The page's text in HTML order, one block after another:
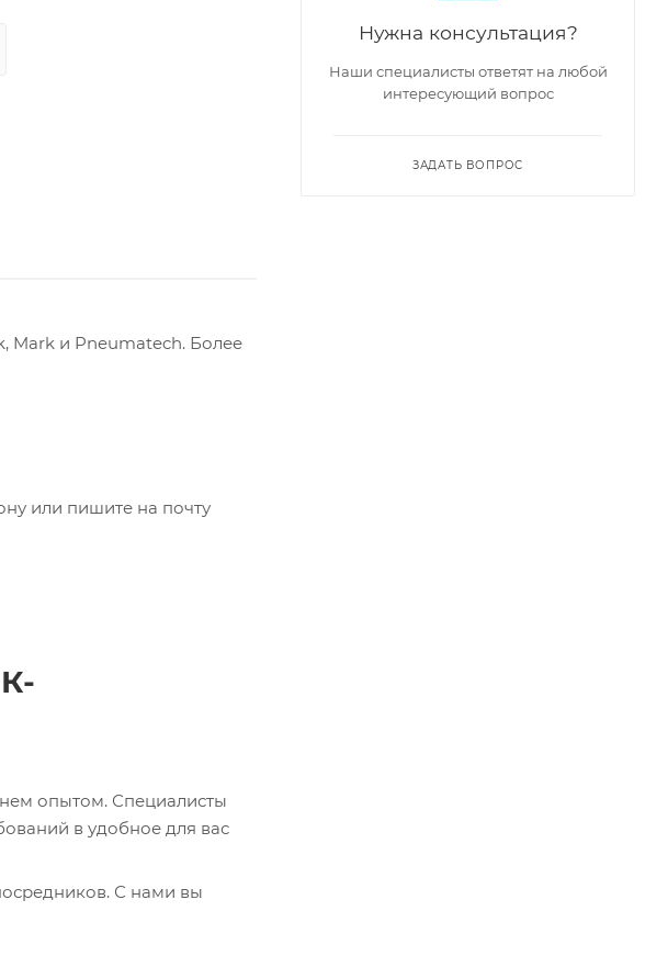
Mark и Pneumatech. Более
или пишите на почту
опытом. Специалисты
в удобное для вас
С нами вы
Нужна консультация?
Наши специалисты ответят на любой
интересующий вопрос
ЗАДАТЬ ВОПРОС